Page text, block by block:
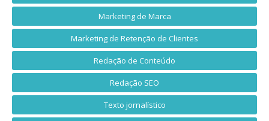
Marketing de Marca
Marketing de Retenção de Clientes
Redação de Conteúdo
Redação SEO
Texto jornalístico